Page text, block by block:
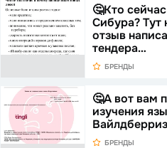
🤔Кто
Сибура? Тут
отзыв
тендера…
БРЕНДЫ
🤔А вот вам
изучения
Вайлдберриз
БРЕНДЫ